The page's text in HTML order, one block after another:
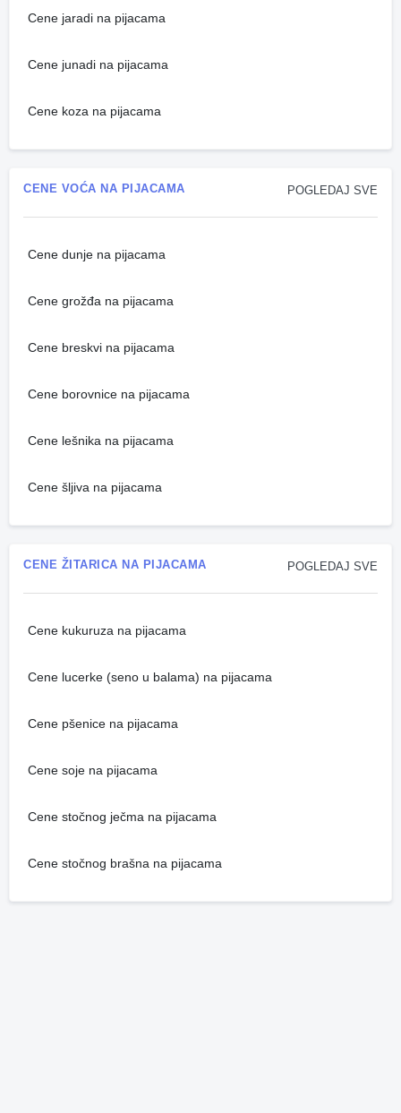
Cene jaradi na pijacama
Cene junadi na pijacama
Cene koza na pijacama
POGLEDAJ SVE
CENE VOĆA NA PIJACAMA
Cene dunje na pijacama
Cene grožđa na pijacama
Cene breskvi na pijacama
Cene borovnice na pijacama
Cene lešnika na pijacama
Cene šljiva na pijacama
POGLEDAJ SVE
CENE ŽITARICA NA PIJACAMA
Cene kukuruza na pijacama
Cene lucerke (seno u balama) na pijacama
Cene pšenice na pijacama
Cene soje na pijacama
Cene stočnog ječma na pijacama
Cene stočnog brašna na pijacama